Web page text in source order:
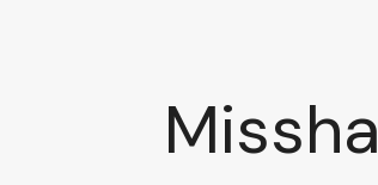
Missha